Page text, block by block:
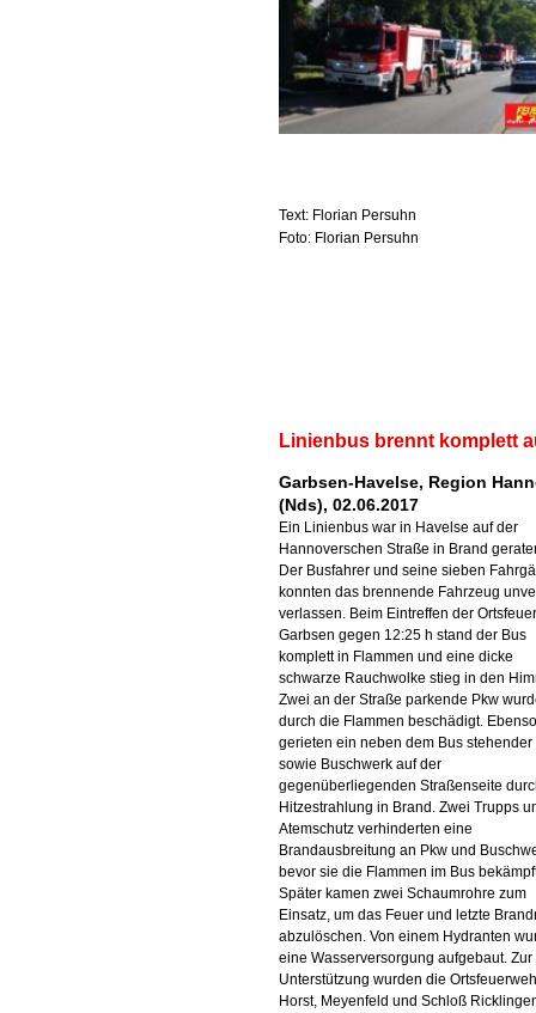
Text: Florian Persuhn
Foto: Florian Persuhn
Linienbus brennt komplett
Garbsen-Havelse, Region
(Nds), 02.06.2017
Ein Linienbus war in Havelse auf der
Hannoverschen Straße in Brand
Der Busfahrer und seine sieben
konnten das brennende Fahrzeug
verlassen. Beim Eintreffen der
Garbsen gegen 12:25 h stand der Bus
komplett in Flammen und eine dicke
schwarze Rauchwolke stieg in den
Zwei an der Straße parkende Pkw
durch die Flammen beschädigt. Ebenso
gerieten ein neben dem Bus stehender
sowie Buschwerk auf der
gegenüberliegenden Straßenseite
Hitzestrahlung in Brand. Zwei Trupps
Atemschutz verhinderten eine
Brandausbreitung an Pkw und
bevor sie die Flammen im Bus
Später kamen zwei Schaumrohre zum
Einsatz, um das Feuer und letzte
abzulöschen. Von einem Hydranten
eine Wasserversorgung aufgebaut. Zur
Unterstützung wurden die
Horst, Meyenfeld und Schloß